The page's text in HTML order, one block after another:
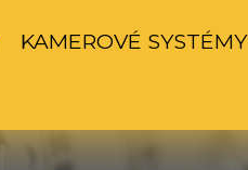
KAMEROVÉ SYSTÉMY